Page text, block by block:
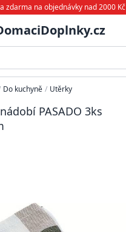
zdarma na objednávky nad 2000 Kč
Do kuchyně / Utěrky
PASADO 3ks